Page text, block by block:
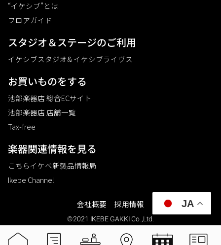
“イケシブ”とは
フロアガイド
スタジオ＆ステージのご利⽤
イケシブスタジオ& イケシブライヴス
お買いものをする
池部楽器店 総合ECサイト
池部楽器店 店舗一覧
Tax-free
楽器関連情報を見る
こちらイケベ新製品情報局
Ikebe Channel
会社概要 採用情報
©2021 IKEBE GAKKI Co.,Ltd.
JA